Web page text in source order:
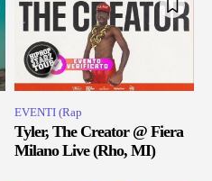
EVENTI (Rap
Tyler, The Creator @ Fiera
Milano Live (Rho, MI)